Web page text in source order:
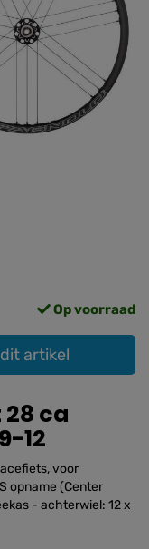
Op voorraad
artikel
ca
12
voor
opname (Center
- achterwiel: 12 x